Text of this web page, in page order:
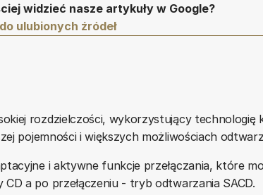
widzieć nasze artykuły w Google?
ulubionych źródeł
rozdzielczości, wykorzystujący technologię
pojemności i większych możliwościach
i aktywne funkcje przełączania, które
CD a po przełączeniu - tryb odtwarzania SACD.